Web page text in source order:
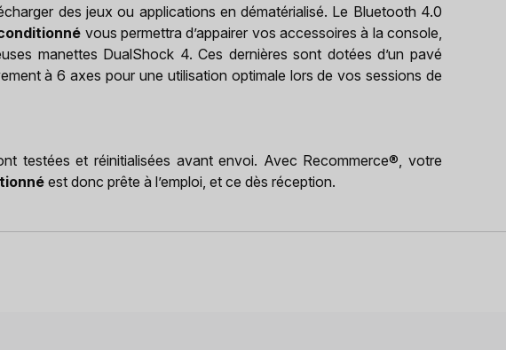
des jeux ou applications en dématérialisé. Le Bluetooth 4.0
vous permettra d’appairer vos accessoires à la console,
manettes DualShock 4. Ces dernières sont dotées d’un pavé
à 6 axes pour une utilisation optimale lors de vos sessions de
testées et réinitialisées avant envoi. Avec Recommerce®, votre
est donc prête à l’emploi, et ce dès réception.